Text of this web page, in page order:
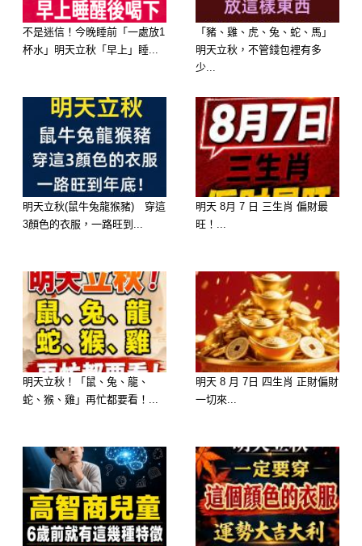
–
–
–
–
–
–
–
–
–
不是迷信！今晚睡前「一處放1
杯水」明天立秋「早上」睡...
「豬、雞、虎、兔、蛇、馬」
明天立秋，不管錢包裡有多
少...
明天立秋(鼠牛兔龍猴豬) 穿這
3顏色的衣服，一路旺到...
明天 8月 7 日 三生肖 偏財最
旺！...
明天立秋！「鼠、兔、龍、
蛇、猴、雞」再忙都要看！...
明天 8 月 7日 四生肖 正財偏財
一切來...